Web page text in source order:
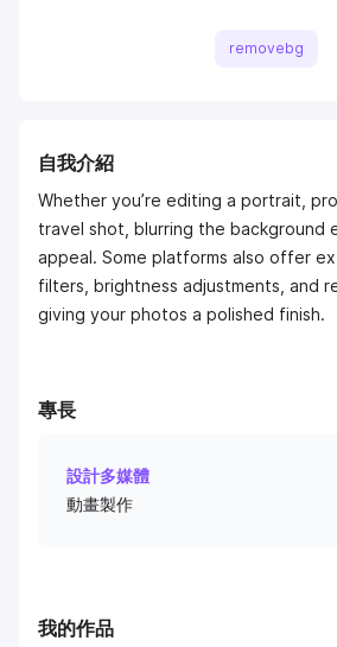
removebg
自我介紹
Whether you’re editing a portrait,
travel shot, blurring the background
appeal. Some platforms also offer
filters, brightness adjustments, and
giving your photos a polished finish.
專長
設計多媒體
動畫製作
我的作品